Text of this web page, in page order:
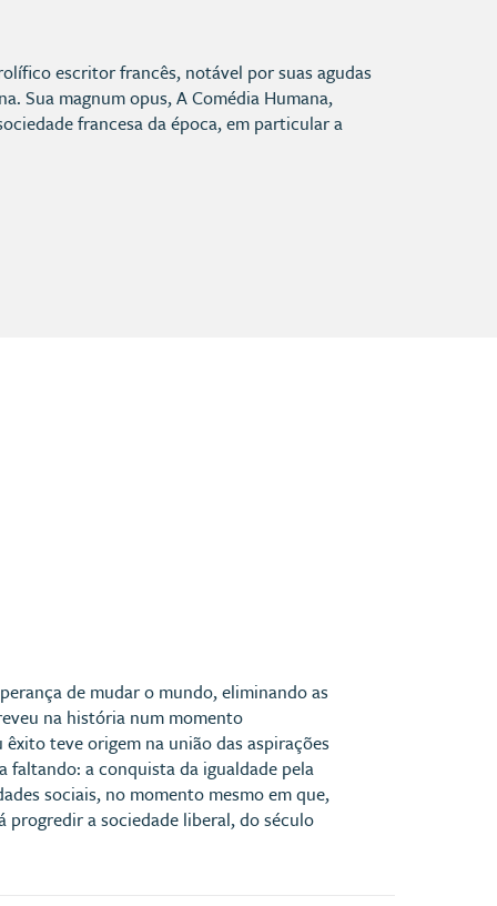
escritor francês, notável por suas agudas
Sua magnum opus, A Comédia Humana,
francesa da época, em particular a
de mudar o mundo, eliminando as
na história num momento
teve origem na união das aspirações
faltando: a conquista da igualdade pela
sociais, no momento mesmo em que,
progredir a sociedade liberal, do século